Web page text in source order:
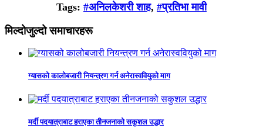
Tags: #अनिलकेशरी शाह, #प्रतिभा मावी
मिल्दोजुल्दो समाचारहरू
ग्यासको कालोबजारी नियन्त्रण गर्न अनेरास्ववियुको माग
मर्दी पदयात्राबाट हराएका तीनजनाको सकुशल उद्धार